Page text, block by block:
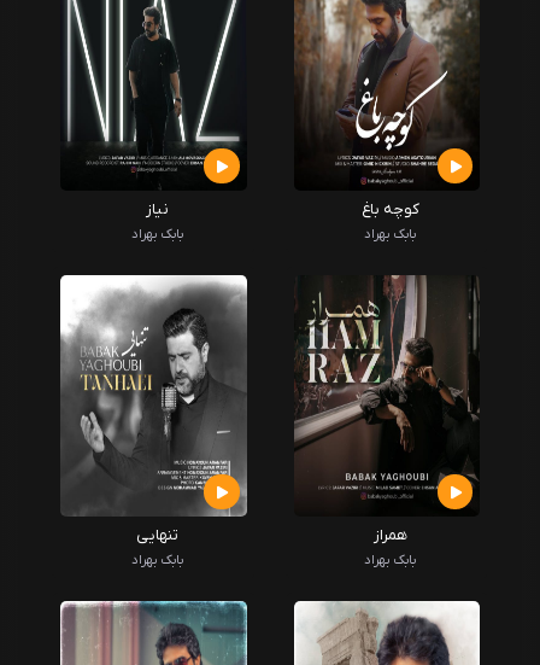
کوچه باغ
بابک بهراد
نیاز
بابک بهراد
همراز
بابک بهراد
تنهایی
بابک بهراد